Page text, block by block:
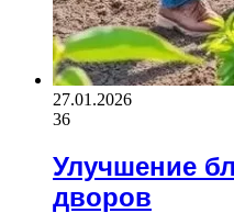
27.01.2026
36
Улучшение
дворов